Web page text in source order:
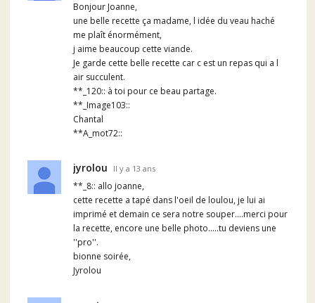
Bonjour Joanne,
une belle recette ça madame, l idée du veau haché
me plaît énormément,
j aime beaucoup cette viande.
Je garde cette belle recette car c est un repas qui a l
air succulent.
**_120:: à toi pour ce beau partage.
**_Image103::
Chantal
**A_mot72::
jyrolou Il y a 13 ans
**_8:: allo joanne,
cette recette a tapé dans l'oeil de loulou, je lui ai
imprimé et demain ce sera notre souper....merci pour
la recette, encore une belle photo.....tu deviens une
''pro''.
bionne soirée,
Jyrolou